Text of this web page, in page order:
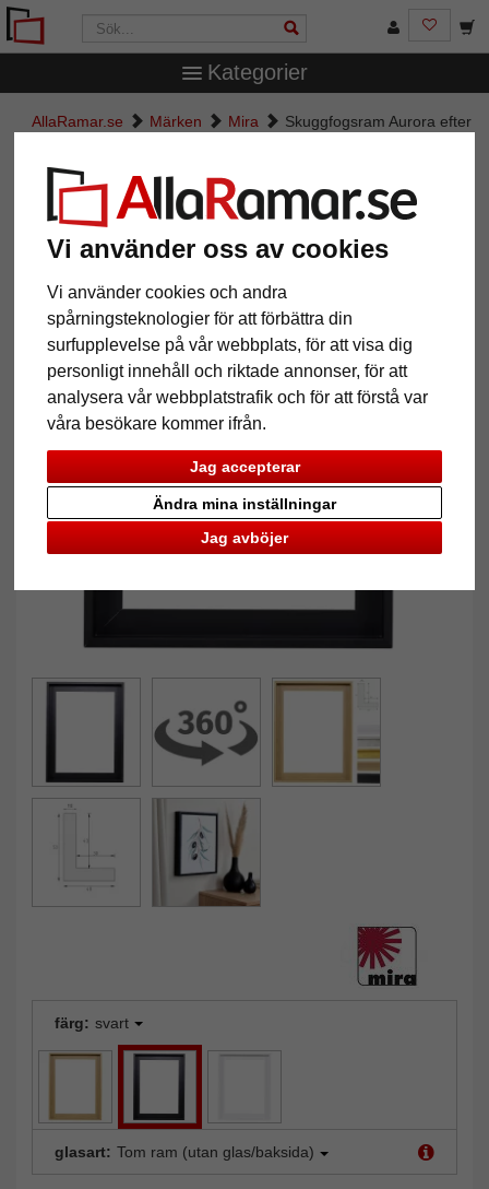
Vi använder oss av cookies
Vi använder cookies och andra
spårningsteknologier för att förbättra din
surfupplevelse på vår webbplats, för att visa dig
personligt innehåll och riktade annonser, för att
analysera vår webbplatstrafik och för att förstå var
våra besökare kommer ifrån.
Jag accepterar
Jag avböjer
Ändra mina inställningar
Kategorier
AllaRamar.se Märken Mira
Skuggfogsram Aurora efter
Skuggfogsram Aurora efter mått
Tillbaka
färg: svart
glasart: Tom ram (utan glas/baksida)